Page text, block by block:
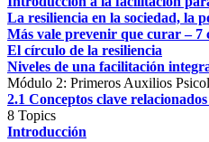
La resiliencia en la sociedad, la
Más vale prevenir que curar – 7
El círculo de la resiliencia
Niveles de una facilitación
Módulo 2: Primeros Auxilios
2.1 Conceptos clave
8 Topics
Introducción